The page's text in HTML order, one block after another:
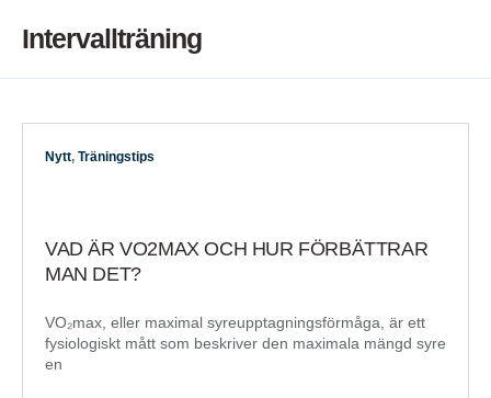
Intervallträning
Nytt, Träningstips
VAD ÄR VO2MAX OCH HUR FÖRBÄTTRAR
MAN DET?
VO₂max, eller maximal syreupptagningsförmåga, är ett
fysiologiskt mått som beskriver den maximala mängd syre
en